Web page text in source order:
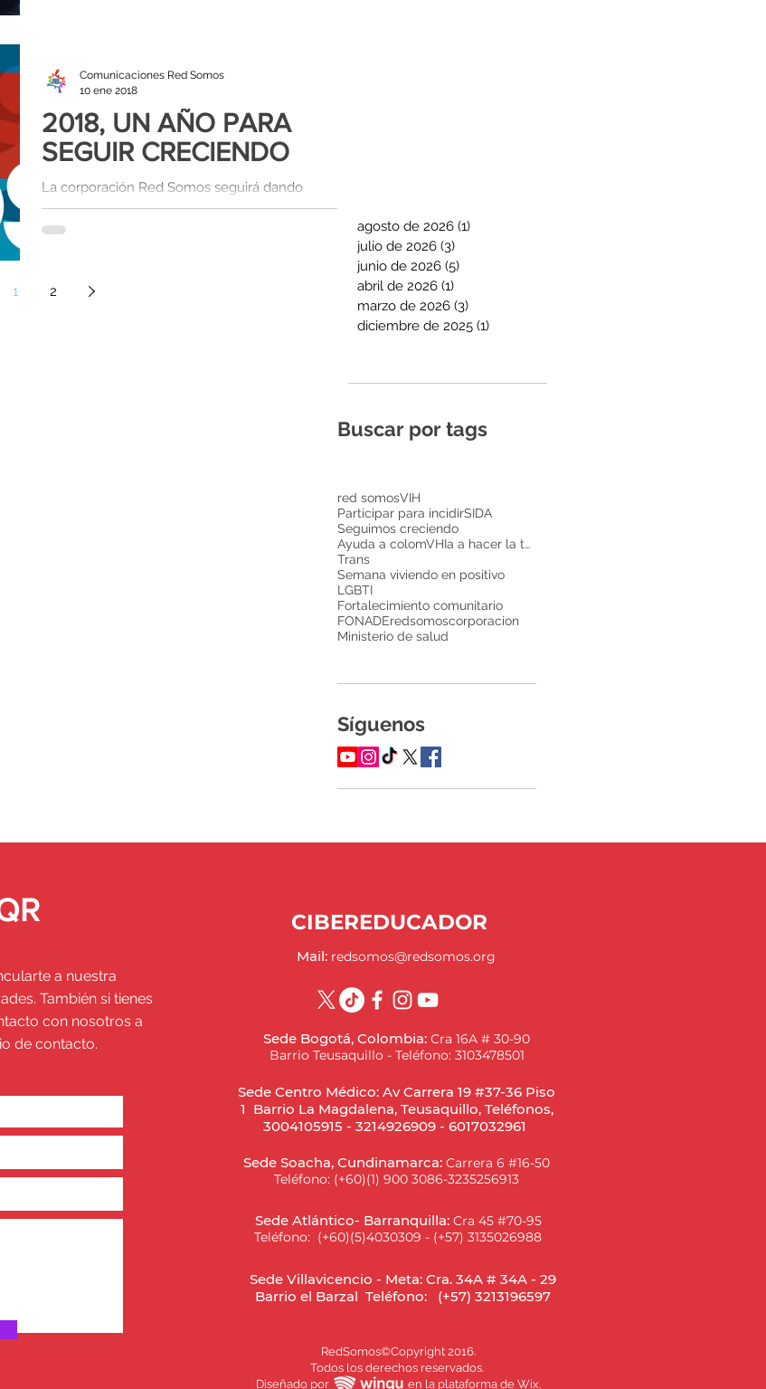
2018, UN AÑO PARA
SEGUIR CRECIENDO
La corporación Red Somos seguirá dando
continuidad a proyectos, acciones y procesos que
se han ido desarrollando a partir de años...
Comunicaciones Red Somos
10 ene 2018
1 2
agosto de 2026 (1)
julio de 2026 (3)
junio de 2026 (5)
abril de 2026 (1)
marzo de 2026 (3)
diciembre de 2025 (1)
Buscar por tags
red somosVIH
Participar para incidirSIDA
Seguimos creciendo
Ayuda a colomVHIa a hacer la tarea
Trans
Semana viviendo en positivo
LGBTI
Fortalecimiento comunitario
FONADEredsomoscorporacion
Ministerio de salud
Síguenos
a nuestra
También si tienes
con nosotros a
de contacto.
CIBEREDUCADOR
Mail: redsomos@redsomos.org
Sede Bogotá, Colombia: Cra 16A # 30-90
Barrio Teusaquillo - Teléfono: 3103478501
Sede Centro Médico: Av Carrera 19 #37-36 Piso
1 Barrio La Magdalena, Teusaquillo, Teléfonos,
3004105915 - 3214926909 - 6017032961
Sede Soacha, Cundinamarca: Carrera 6 #16-50
Teléfono: (+60)(1) 900 3086-3235256913
Sede Atlántico- Barranquilla: Cra 45 #70-95
Teléfono: (+60)(5)4030309 - (+57) 3135026988
Sede Villavicencio - Meta: Cra. 34A # 34A - 29
Barrio el Barzal Teléfono: (+57) 3213196597
RedSomos©Copyright 2016.
Todos los derechos reservados.
Diseñado por en la plataforma de Wix.